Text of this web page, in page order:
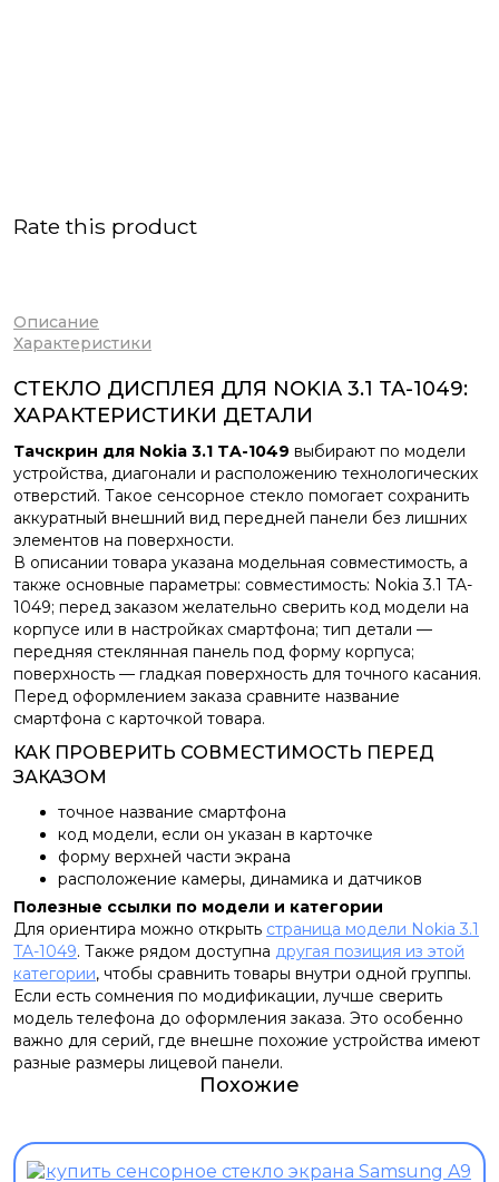
Rate this product
Описание
Характеристики
СТЕКЛО ДИСПЛЕЯ ДЛЯ NOKIA 3.1 TA-1049:
ХАРАКТЕРИСТИКИ ДЕТАЛИ
Тачскрин для Nokia 3.1 TA-1049 выбирают по модели
устройства, диагонали и расположению технологических
отверстий. Такое сенсорное стекло помогает сохранить
аккуратный внешний вид передней панели без лишних
элементов на поверхности.
В описании товара указана модельная совместимость, а
также основные параметры: совместимость: Nokia 3.1 TA-
1049; перед заказом желательно сверить код модели на
корпусе или в настройках смартфона; тип детали —
передняя стеклянная панель под форму корпуса;
поверхность — гладкая поверхность для точного касания.
Перед оформлением заказа сравните название
смартфона с карточкой товара.
КАК ПРОВЕРИТЬ СОВМЕСТИМОСТЬ ПЕРЕД
ЗАКАЗОМ
точное название смартфона
код модели, если он указан в карточке
форму верхней части экрана
расположение камеры, динамика и датчиков
Полезные ссылки по модели и категории
Для ориентира можно открыть страница модели Nokia 3.1
TA-1049. Также рядом доступна другая позиция из этой
категории, чтобы сравнить товары внутри одной группы.
Если есть сомнения по модификации, лучше сверить
модель телефона до оформления заказа. Это особенно
важно для серий, где внешне похожие устройства имеют
разные размеры лицевой панели.
Похожие